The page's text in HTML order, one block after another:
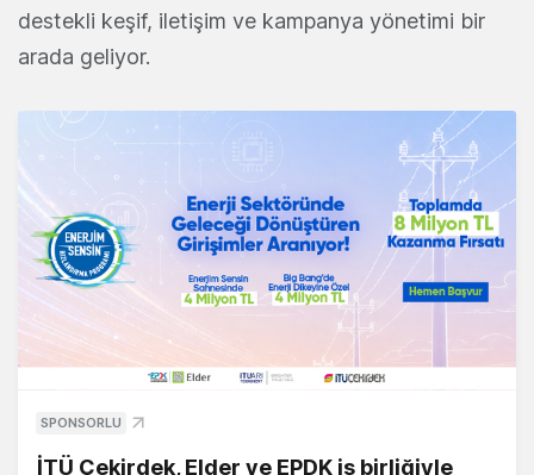
destekli keşif, iletişim ve kampanya yönetimi bir
arada geliyor.
SPONSORLU
İTÜ Çekirdek, Elder ve EPDK iş birliğiyle